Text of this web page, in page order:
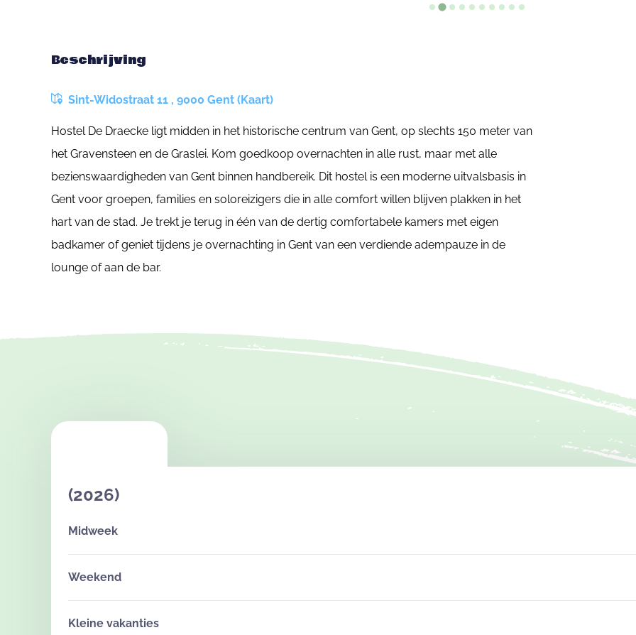
Beschrijving
Sint-Widostraat 11 , 9000 Gent (Kaart)
Hostel De Draecke ligt midden in het historische centrum van Gent, op slechts 150 meter van
het Gravensteen en de Graslei. Kom goedkoop overnachten in alle rust, maar met alle
bezienswaardigheden van Gent binnen handbereik. Dit hostel is een moderne uitvalsbasis in
Gent voor groepen, families en soloreizigers die in alle comfort willen blijven plakken in het
hart van de stad. Je trekt je terug in één van de dertig comfortabele kamers met eigen
badkamer of geniet tijdens je overnachting in Gent van een verdiende adempauze in de
lounge of aan de bar.
(2026)
Midweek
Weekend
Kleine vakanties